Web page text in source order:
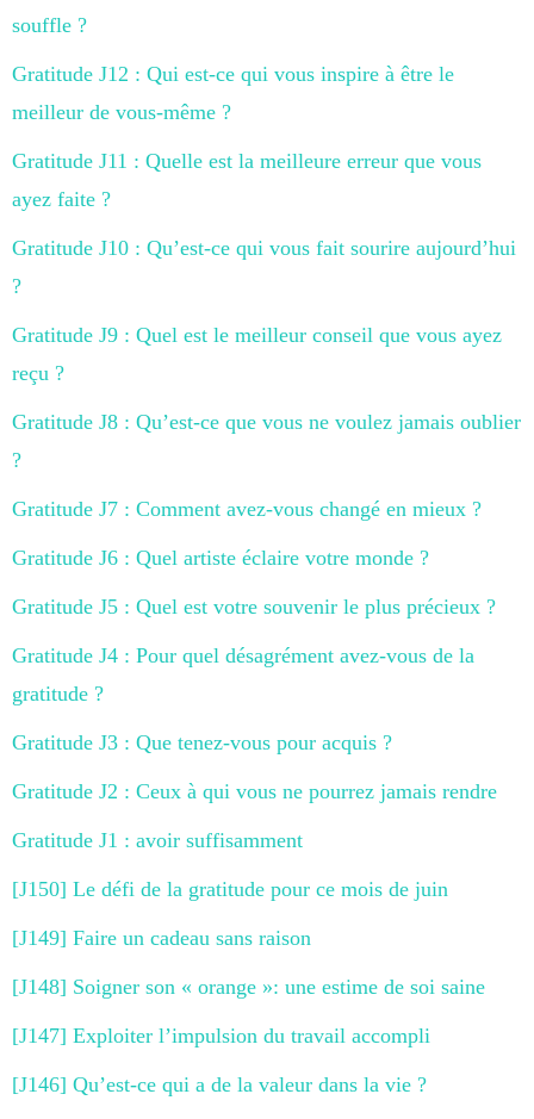
souffle ?
Gratitude J12 : Qui est-ce qui vous inspire à être le
meilleur de vous-même ?
Gratitude J11 : Quelle est la meilleure erreur que vous
ayez faite ?
Gratitude J10 : Qu’est-ce qui vous fait sourire aujourd’hui
?
Gratitude J9 : Quel est le meilleur conseil que vous ayez
reçu ?
Gratitude J8 : Qu’est-ce que vous ne voulez jamais oublier
?
Gratitude J7 : Comment avez-vous changé en mieux ?
Gratitude J6 : Quel artiste éclaire votre monde ?
Gratitude J5 : Quel est votre souvenir le plus précieux ?
Gratitude J4 : Pour quel désagrément avez-vous de la
gratitude ?
Gratitude J3 : Que tenez-vous pour acquis ?
Gratitude J2 : Ceux à qui vous ne pourrez jamais rendre
Gratitude J1 : avoir suffisamment
[J150] Le défi de la gratitude pour ce mois de juin
[J149] Faire un cadeau sans raison
[J148] Soigner son « orange »: une estime de soi saine
[J147] Exploiter l’impulsion du travail accompli
[J146] Qu’est-ce qui a de la valeur dans la vie ?